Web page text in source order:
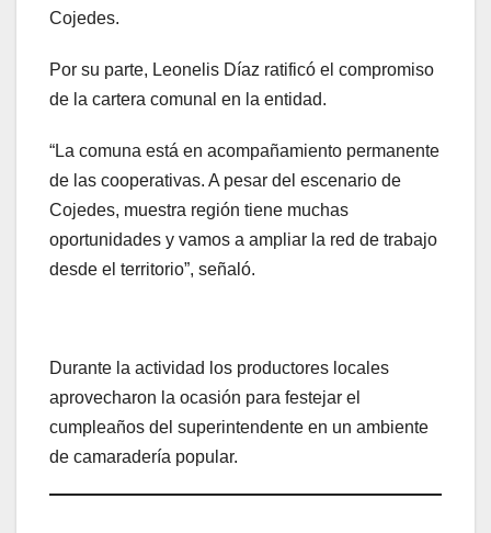
Cojedes.
Por su parte, Leonelis Díaz ratificó el compromiso
de la cartera comunal en la entidad.
“La comuna está en acompañamiento permanente
de las cooperativas. A pesar del escenario de
Cojedes, muestra región tiene muchas
oportunidades y vamos a ampliar la red de trabajo
desde el territorio”, señaló.
Durante la actividad los productores locales
aprovecharon la ocasión para festejar el
cumpleaños del superintendente en un ambiente
de camaradería popular.